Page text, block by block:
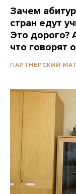
Зачем
стран едут
Это дорого?
что говорят
ПАРТНЕРСКИЙ